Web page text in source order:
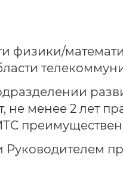
физики/
не менее 2 лет